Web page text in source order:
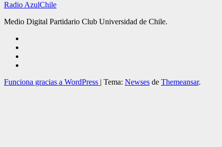
Radio AzulChile
Medio Digital Partidario Club Universidad de Chile.
Funciona gracias a WordPress | Tema: Newses de Themeansar.